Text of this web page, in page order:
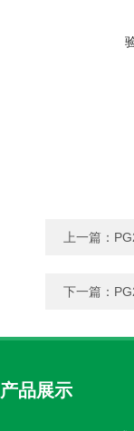
上一篇：
下一篇：
产品展示